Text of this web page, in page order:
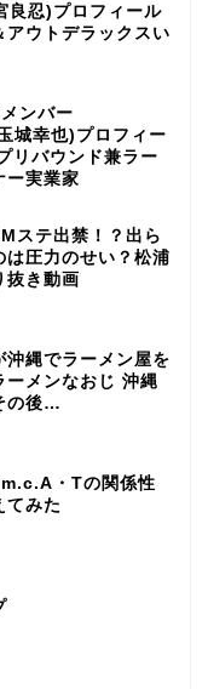
良忍)プロフィール
アウトデラックスい
ンバー
城幸也)プロフィー
リバウンド兼ラー
ー実業家
ステ出禁！？出ら
は圧力のせい？松浦
抜き動画
縄でラーメン屋を
ーメンなおじ 沖縄
の後…
・Tの関係性
てみた